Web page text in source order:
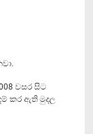
වසර සිට
කර ඇති මුදල